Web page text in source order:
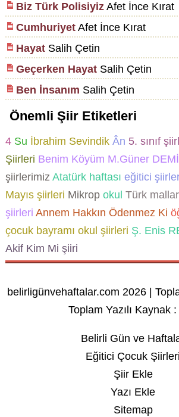
Biz Türk PolisiyizAfet İnce Kırat
CumhuriyetAfet İnce Kırat
HayatSalih Çetin
Geçerken HayatSalih Çetin
Ben İnsanım Salih Çetin
Önemli Şiir Etiketleri
4 Su İbrahim Sevindik Ân 5. sınıf
Şiirleri Benim Köyüm M.Güner
şiirlerimiz Atatürk haftası eğitici
Mayıs şiirleri Mikrop okul Türk
şiirleri Annem Hakkın Ödenmez Ki
çocuk bayramı okul şiirleri Ş. Enis
Akif Kim Mi şiiri
belirligünvehaftalar.com 2026 |
Toplam Yazılı Kaynak
Belirli Gün ve
Eğitici Çocuk Şiirleri
Şiir Ekle
Yazı Ekle
Sitemap